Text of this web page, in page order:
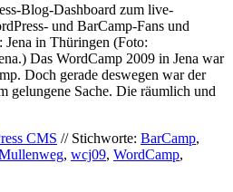
Blog-Dashboard zum live-
und BarCamp-Fans und
Jena in Thüringen (Foto:
Das WordCamp 2009 in Jena war
Doch gerade deswegen war der
gelungene Sache. Die räumlich und
CMS // Stichworte: BarCamp,
, wcj09, WordCamp,